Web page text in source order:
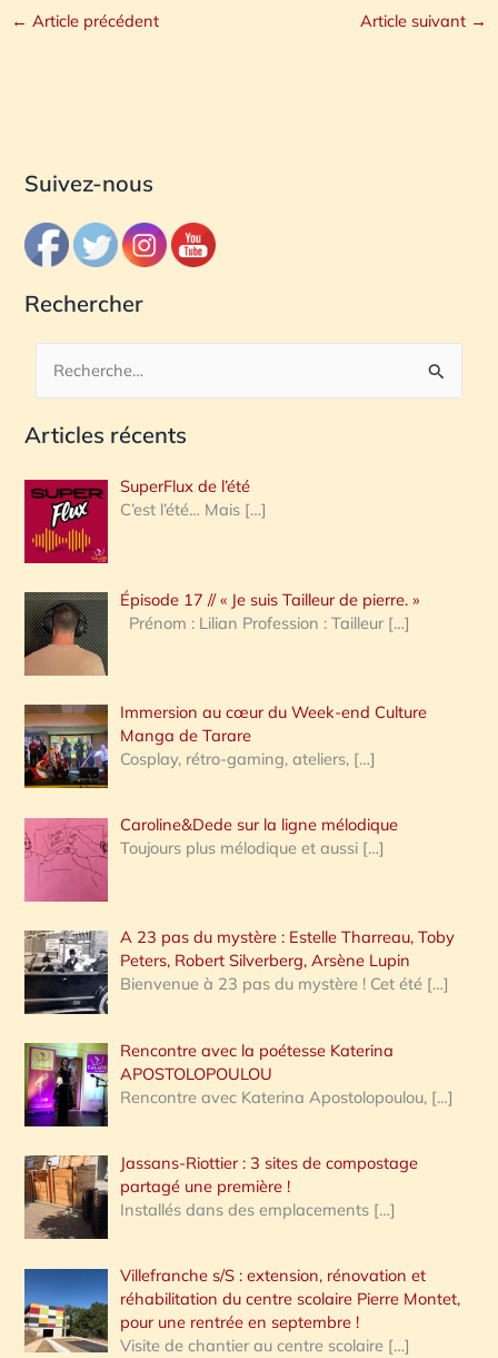
← Article précédent Article suivant →
Suivez-nous
Rechercher
c
e
r
c
h
e
:
Articles récents
SuperFlux de l’été
C’est l’été… Mais […]
Épisode 17 // « Je suis Tailleur de pierre. »
Prénom : Lilian Profession : Tailleur […]
Immersion au cœur du Week-end Culture
Manga de Tarare
Cosplay, rétro-gaming, ateliers, […]
Caroline&Dede sur la ligne mélodique
Toujours plus mélodique et aussi […]
A 23 pas du mystère : Estelle Tharreau, Toby
Peters, Robert Silverberg, Arsène Lupin
Bienvenue à 23 pas du mystère ! Cet été […]
Rencontre avec la poétesse Katerina
APOSTOLOPOULOU
Rencontre avec Katerina Apostolopoulou, […]
Jassans-Riottier : 3 sites de compostage
partagé une première !
Installés dans des emplacements […]
Villefranche s/S : extension, rénovation et
réhabilitation du centre scolaire Pierre Montet,
pour une rentrée en septembre !
Visite de chantier au centre scolaire […]